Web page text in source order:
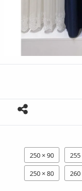
90 × 250
80 × 250